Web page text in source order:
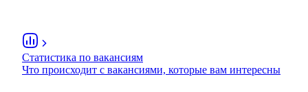
Статистика по вакансиям
Что происходит с вакансиями, которые вам интересны